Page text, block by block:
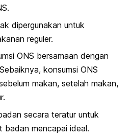
dipergunakan untuk
reguler.
ONS bersamaan dengan
konsumsi ONS
makan, setelah makan,
secara teratur untuk
badan mencapai ideal.